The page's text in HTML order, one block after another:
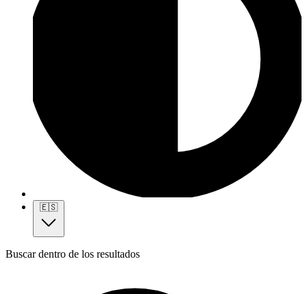
🇪🇸
Buscar dentro de los resultados